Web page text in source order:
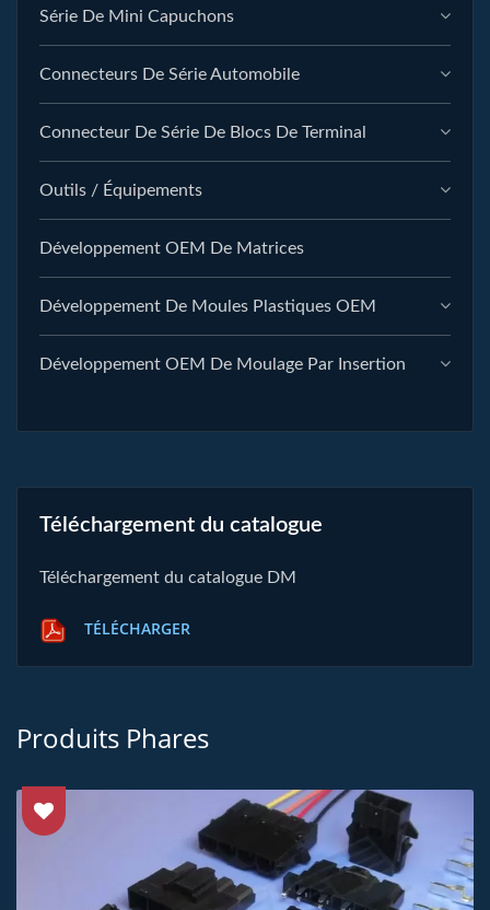
Série De Mini Capuchons
Connecteurs De Série Automobile
Connecteur De Série De Blocs De Terminal
Outils / Équipements
Développement OEM De Matrices
Développement De Moules Plastiques OEM
Développement OEM De Moulage Par Insertion
Téléchargement du catalogue
Téléchargement du catalogue DM
TÉLÉCHARGER
Produits Phares